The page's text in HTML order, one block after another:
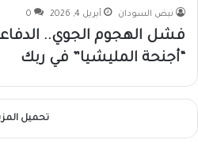
نبض السودان أبريل 4, 2026 0
فشل الهجوم الجوي..
“أجنحة المليشيا” في ربك
تحميل